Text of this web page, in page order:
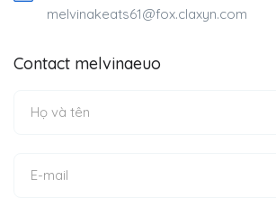
melvinakeats61@fox.claxyn.com
Contact melvinaeuo